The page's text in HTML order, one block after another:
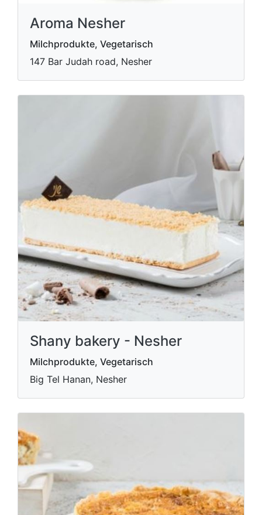
Aroma Nesher
Milchprodukte, Vegetarisch
147 Bar Judah road, Nesher
Shany bakery - Nesher
Milchprodukte, Vegetarisch
Big Tel Hanan, Nesher